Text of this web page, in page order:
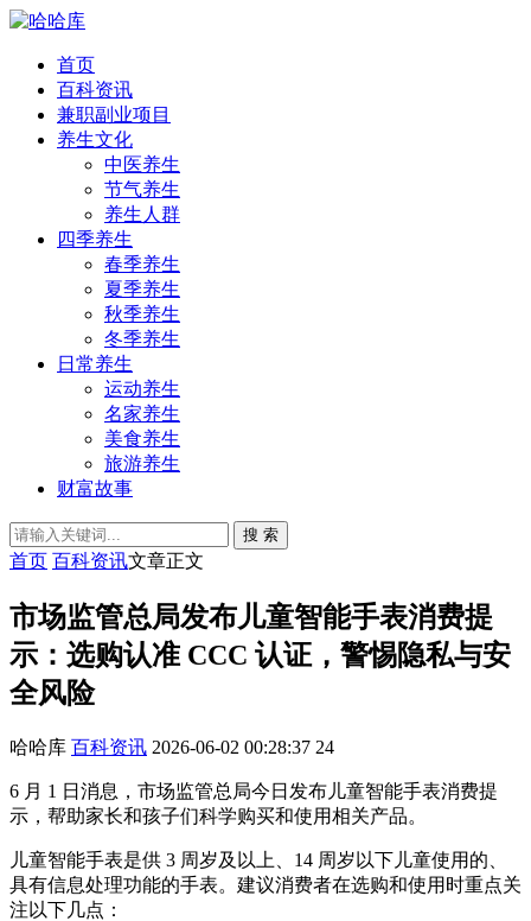
首页
百科资讯
兼职副业项目
养生文化
中医养生
节气养生
养生人群
四季养生
春季养生
夏季养生
秋季养生
冬季养生
日常养生
运动养生
名家养生
美食养生
旅游养生
财富故事
搜 索
首页 百科资讯文章正文
市场监管总局发布儿童智能手表消费提
示：选购认准 CCC 认证，警惕隐私与安
全风险
哈哈库 百科资讯 2026-06-02 00:28:37 24
6 月 1 日消息，市场监管总局今日发布儿童智能手表消费提
示，帮助家长和孩子们科学购买和使用相关产品。
儿童智能手表是供 3 周岁及以上、14 周岁以下儿童使用的、
具有信息处理功能的手表。建议消费者在选购和使用时重点关
注以下几点：